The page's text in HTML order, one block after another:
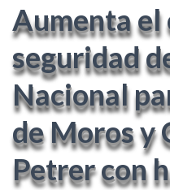
Aumenta el
seguridad
Nacional
de Moros y
Petrer con